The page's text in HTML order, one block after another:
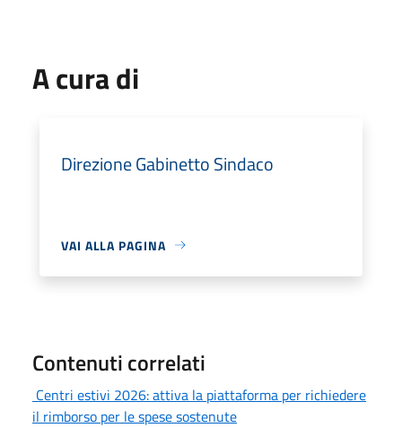
A cura di
Direzione Gabinetto Sindaco
VAI ALLA PAGINA
Contenuti correlati
Centri estivi 2026: attiva la piattaforma per richiedere
il rimborso per le spese sostenute